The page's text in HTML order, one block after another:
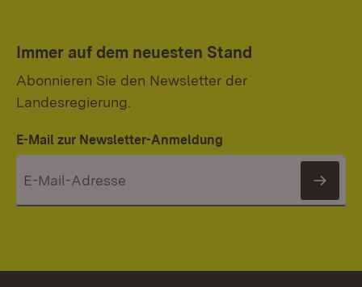
Immer auf dem neuesten Stand
Abonnieren Sie den Newsletter der
Landesregierung.
E-Mail zur Newsletter-Anmeldung